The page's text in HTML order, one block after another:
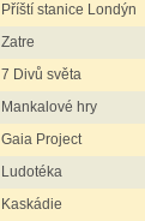
Příští stanice Londýn
Zatre
7 Divů světa
Mankalové hry
Gaia Project
Ludotéka
Kaskádie